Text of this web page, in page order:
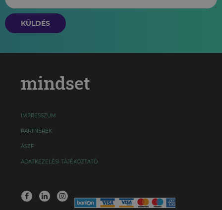
KÜLDÉS
mindset
IMPRESSZUM
PARTNEREK
ÁSZF
ADATKEZELÉSI TÁJÉKOZTATÓ